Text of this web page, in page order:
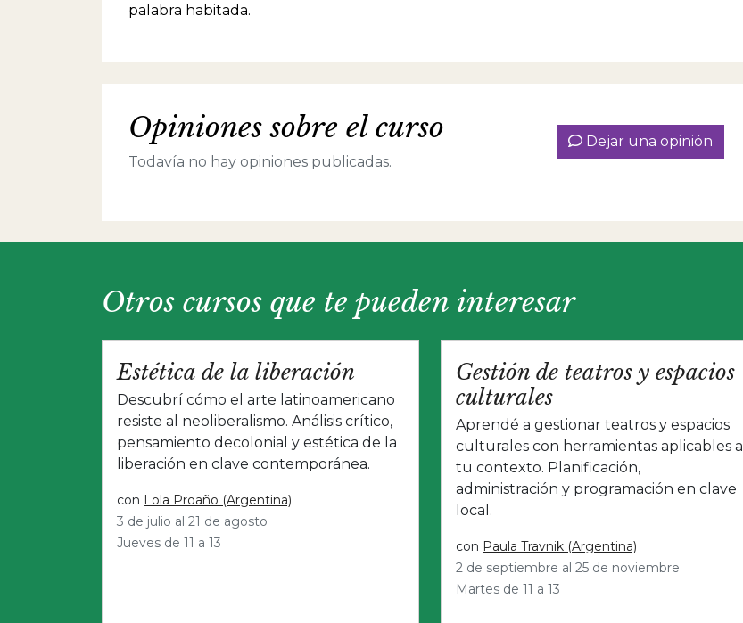
palabra habitada.
Opiniones sobre el curso
Todavía no hay opiniones publicadas.
Dejar una opinión
Otros cursos que te pueden interesar
Estética de la liberación
Descubrí cómo el arte latinoamericano
resiste al neoliberalismo. Análisis crítico,
pensamiento decolonial y estética de la
liberación en clave contemporánea.
con Lola Proaño (Argentina)
3 de julio al 21 de agosto
Jueves de 11 a 13
Gestión de teatros y espacios
culturales
Aprendé a gestionar teatros y espacios
culturales con herramientas aplicables a
tu contexto. Planificación,
administración y programación en clave
local.
con Paula Travnik (Argentina)
2 de septiembre al 25 de noviembre
Martes de 11 a 13